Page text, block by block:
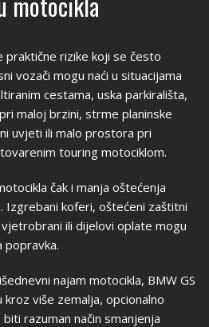
praktične rizike koji se često
vozači mogu naći u situacijama
cestama, uska parkirališta,
maloj brzini, strme planinske
uvjeti ili malo prostora pri
touring motociklom.
čak i manja oštećenja
Izgrebani koferi, oštećeni zaštitni
ili dijelovi oplate mogu
najam motocikla, BMW GS
više zemalja, opcionalno
razuman način smanjenja